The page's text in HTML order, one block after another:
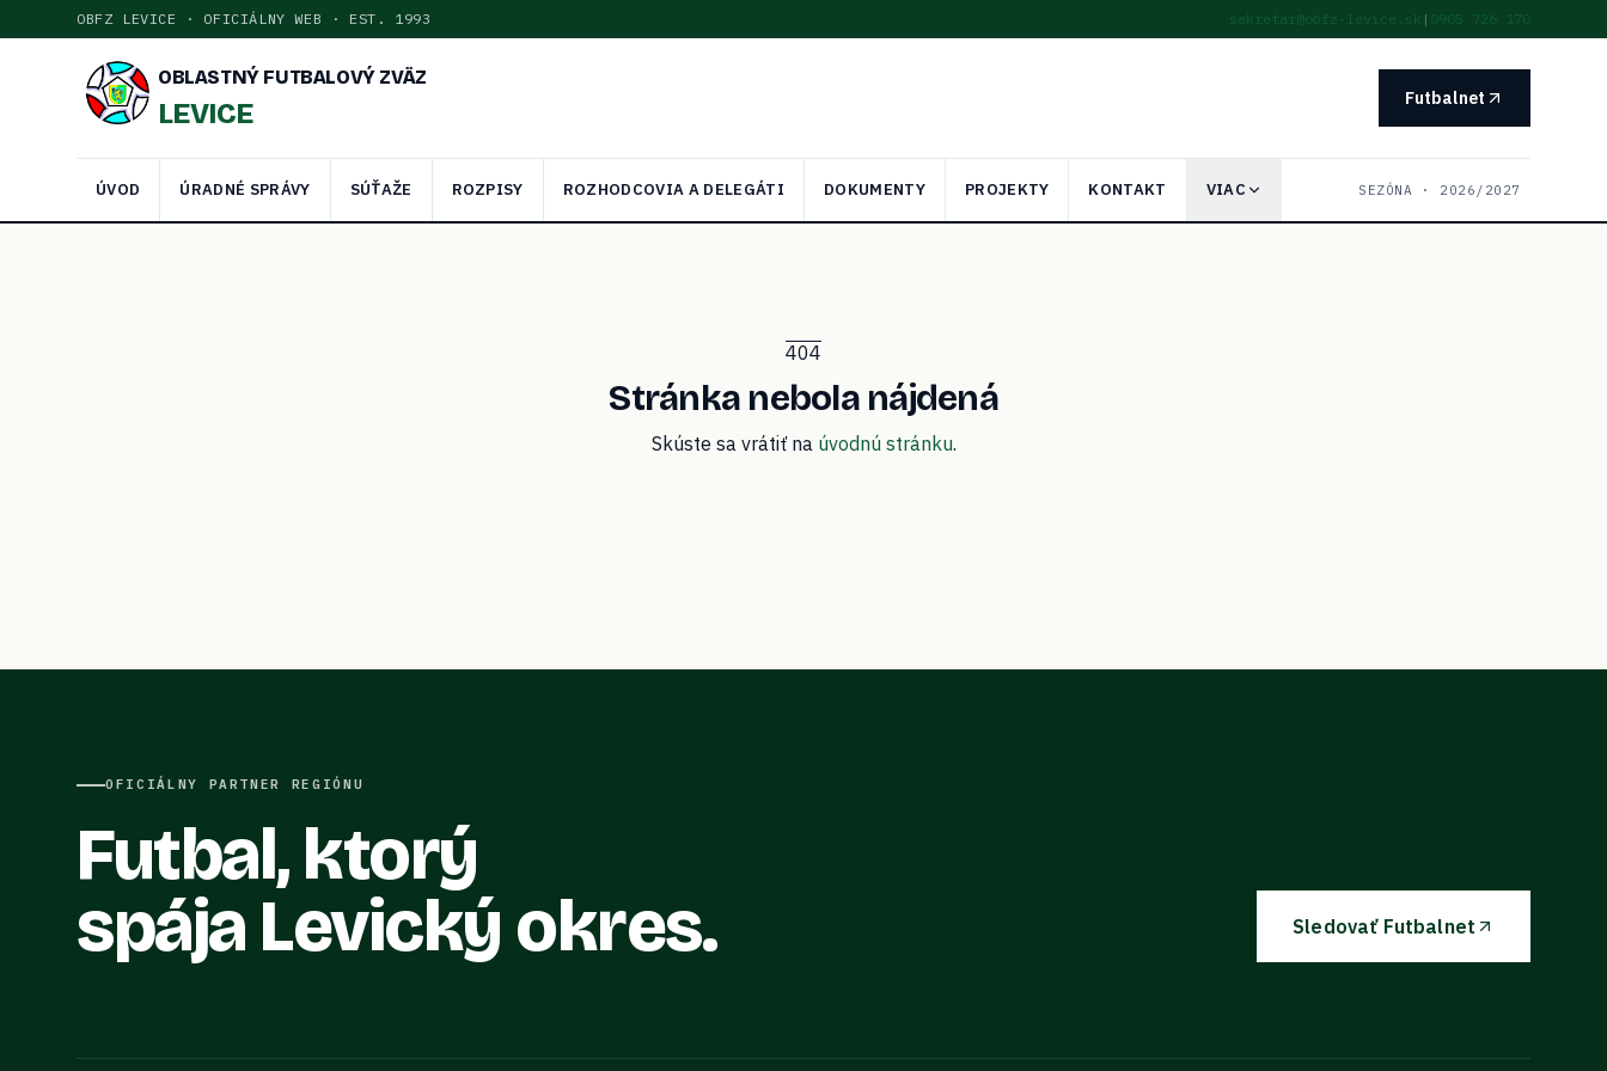
OBFZ LEVICE · OFICIÁLNY WEB · EST. 1993 sekretar@obfz-levice.sk | 0905 726 170
OBLASTNÝ FUTBALOVÝ ZVÄZ
LEVICE Futbalnet
ÚVOD ÚRADNÉ SPRÁVY SÚŤAŽE ROZPISY ROZHODCOVIA A DELEGÁTI DOKUMENTY PROJEKTY KONTAKT VIAC SEZÓNA · 2026/2027
404
Stránka nebola nájdená
Skúste sa vrátiť na úvodnú stránku.
OFICIÁLNY PARTNER REGIÓNU
Futbal, ktorý
spája Levický okres.
Sledovať Futbalnet